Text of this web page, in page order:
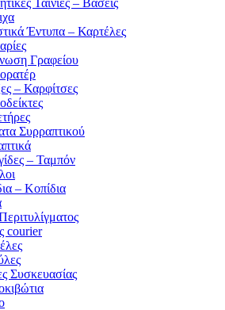
Έντυπα – Καρτέλες
Γραφείου
– Καρφίτσες
Συρραπτικού
– Ταμπόν
– Κοπίδια
courier
Συσκευασίας